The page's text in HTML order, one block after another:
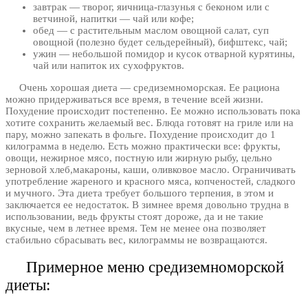
завтрак — творог, яичница-глазунья с беконом или с
ветчиной, напитки — чай или кофе;
обед — с растительным маслом овощной салат, суп
овощной (полезно будет сельдерейный), бифштекс, чай;
ужин — небольшой помидор и кусок отварной курятины,
чай или напиток их сухофруктов.
Очень хорошая диета — средиземноморская. Ее рациона
можно придерживаться все время, в течение всей жизни.
Похудение происходит постепенно. Ее можно использовать пока
хотите сохранить желаемый вес. Блюда готовят на гриле или на
пару, можно запекать в фольге. Похудение происходит до 1
килограмма в неделю. Есть можно практически все: фрукты,
овощи, нежирное мясо, постную или жирную рыбу, цельно
зерновой хлеб,макароны, каши, оливковое масло. Ограничивать
употребление жареного и красного мяса, копченостей, сладкого
и мучного. Эта диета требует большого терпения, в этом и
заключается ее недостаток. В зимнее время довольно трудна в
использовании, ведь фрукты стоят дороже, да и не такие
вкусные, чем в летнее время. Тем не менее она позволяет
стабильно сбрасывать вес, килограммы не возвращаются.
Примерное меню средиземноморской
диеты: